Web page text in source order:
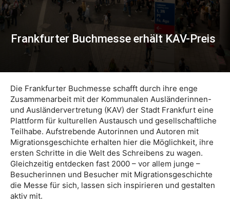
Frankfurter Buchmesse erhält KAV-Preis
Die Frankfurter Buchmesse schafft durch ihre enge
Zusammenarbeit mit der Kommunalen Ausländerinnen-
und Ausländervertretung (KAV) der Stadt Frankfurt eine
Plattform für kulturellen Austausch und gesellschaftliche
Teilhabe. Aufstrebende Autorinnen und Autoren mit
Migrationsgeschichte erhalten hier die Möglichkeit, ihre
ersten Schritte in die Welt des Schreibens zu wagen.
Gleichzeitig entdecken fast 2000 – vor allem junge –
Besucherinnen und Besucher mit Migrationsgeschichte
die Messe für sich, lassen sich inspirieren und gestalten
aktiv mit.